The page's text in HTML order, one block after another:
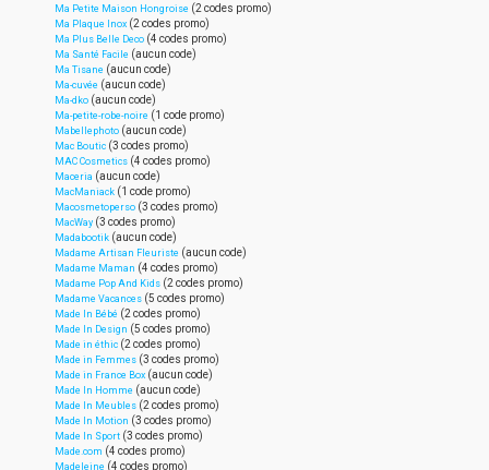
Ma Petite Maison Hongroise (2 codes promo)
Ma Plaque Inox (2 codes promo)
Ma Plus Belle Deco (4 codes promo)
Ma Santé Facile (aucun code)
Ma Tisane (aucun code)
Ma-cuvée (aucun code)
Ma-dko (aucun code)
Ma-petite-robe-noire (1 code promo)
Mabellephoto (aucun code)
Mac Boutic (3 codes promo)
MAC Cosmetics (4 codes promo)
Maceria (aucun code)
MacManiack (1 code promo)
Macosmetoperso (3 codes promo)
MacWay (3 codes promo)
Madabootik (aucun code)
Madame Artisan Fleuriste (aucun code)
Madame Maman (4 codes promo)
Madame Pop And Kids (2 codes promo)
Madame Vacances (5 codes promo)
Made In Bébé (2 codes promo)
Made In Design (5 codes promo)
Made in éthic (2 codes promo)
Made in Femmes (3 codes promo)
Made in France Box (aucun code)
Made In Homme (aucun code)
Made In Meubles (2 codes promo)
Made In Motion (3 codes promo)
Made In Sport (3 codes promo)
Made.com (4 codes promo)
Madeleine (4 codes promo)